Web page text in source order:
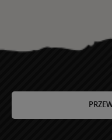
sprostowania,
oraz prawo do
przed jej cofnięciem.
Posiada Pani/Pan